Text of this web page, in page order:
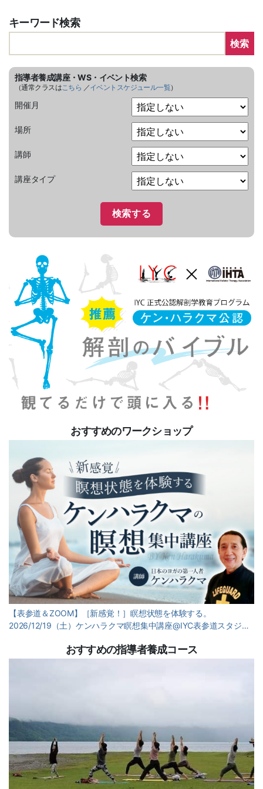
キーワード検索
検索
指導者養成講座・WS・イベント検索
（通常クラスはこちら ／イベントスケジュール一覧）
開催月
場所
講師
講座タイプ
おすすめのワークショップ
【表参道＆ZOOM】［新感覚！］瞑想状態を体験する。
2026/12/19（土）ケンハラクマ瞑想集中講座@IYC表参道スタジ…
おすすめの指導者養成コース